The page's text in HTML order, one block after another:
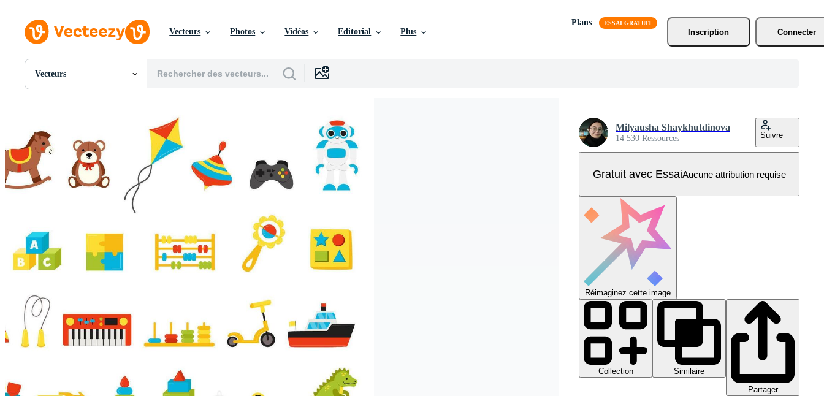
Vecteurs Photos Vidéos Editorial Plus
Plans
Inscription
Connecter
Vecteurs
Toutes Images
SVGs
Modèles
Vecteurs
Vidéos
Motion graphics
Événements Éditoriaux
Milyausha Shaykhutdinova
14 530 Ressources Suivre
Gratuit avec EssaiAucune attribution requise
Réimaginez cette image
Collection
Similaire
Partager